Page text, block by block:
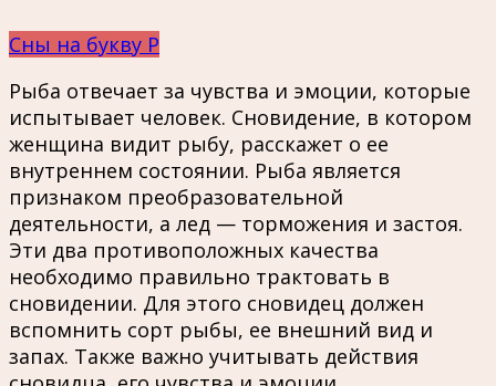
Сны на букву Р
Рыба отвечает за чувства и эмоции, которые
испытывает человек. Сновидение, в котором
женщина видит рыбу, расскажет о ее
внутреннем состоянии. Рыба является
признаком преобразовательной
деятельности, а лед — торможения и застоя.
Эти два противоположных качества
необходимо правильно трактовать в
сновидении. Для этого сновидец должен
вспомнить сорт рыбы, ее внешний вид и
запах. Также важно учитывать действия